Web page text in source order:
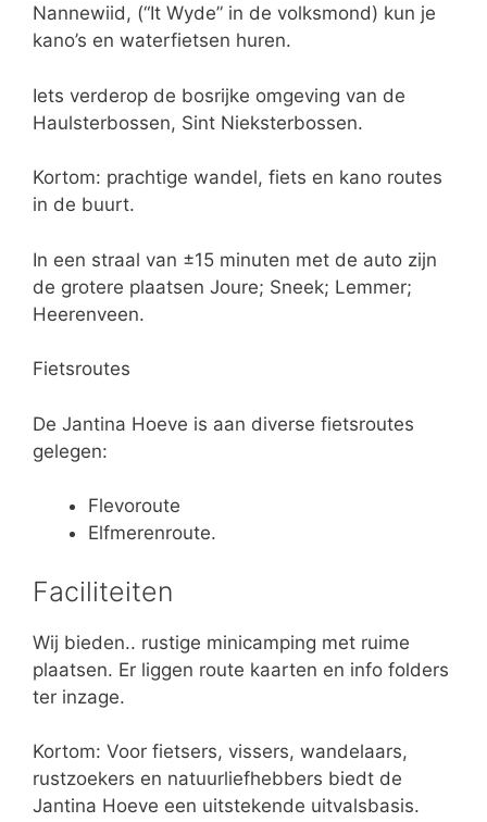
Nannewiid, (“It Wyde” in de volksmond) kun je
kano’s en waterfietsen huren.
Iets verderop de bosrijke omgeving van de
Haulsterbossen, Sint Nieksterbossen.
Kortom: prachtige wandel, fiets en kano routes
in de buurt.
In een straal van ±15 minuten met de auto zijn
de grotere plaatsen Joure; Sneek; Lemmer;
Heerenveen.
Fietsroutes
De Jantina Hoeve is aan diverse fietsroutes
gelegen:
Flevoroute
Elfmerenroute.
Faciliteiten
Wij bieden.. rustige minicamping met ruime
plaatsen. Er liggen route kaarten en info folders
ter inzage.
Kortom: Voor fietsers, vissers, wandelaars,
rustzoekers en natuurliefhebbers biedt de
Jantina Hoeve een uitstekende uitvalsbasis.